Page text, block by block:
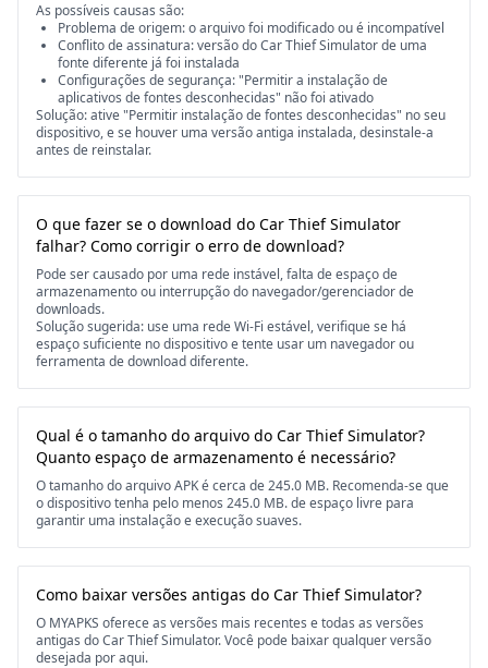
As possíveis causas são:
Problema de origem: o arquivo foi modificado ou é incompatível
Conflito de assinatura: versão do Car Thief Simulator de uma
fonte diferente já foi instalada
Configurações de segurança: "Permitir a instalação de
aplicativos de fontes desconhecidas" não foi ativado
Solução: ative "Permitir instalação de fontes desconhecidas" no seu
dispositivo, e se houver uma versão antiga instalada, desinstale-a
antes de reinstalar.
O que fazer se o download do Car Thief Simulator
falhar? Como corrigir o erro de download?
Pode ser causado por uma rede instável, falta de espaço de
armazenamento ou interrupção do navegador/gerenciador de
downloads.
Solução sugerida: use uma rede Wi-Fi estável, verifique se há
espaço suficiente no dispositivo e tente usar um navegador ou
ferramenta de download diferente.
Qual é o tamanho do arquivo do Car Thief Simulator?
Quanto espaço de armazenamento é necessário?
O tamanho do arquivo APK é cerca de 245.0 MB. Recomenda-se que
o dispositivo tenha pelo menos 245.0 MB. de espaço livre para
garantir uma instalação e execução suaves.
Como baixar versões antigas do Car Thief Simulator?
O MYAPKS oferece as versões mais recentes e todas as versões
antigas do Car Thief Simulator. Você pode baixar qualquer versão
desejada por aqui.